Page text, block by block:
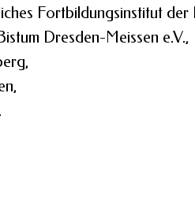
Fortbildungsinstitut der
Dresden-Meissen e.V.,